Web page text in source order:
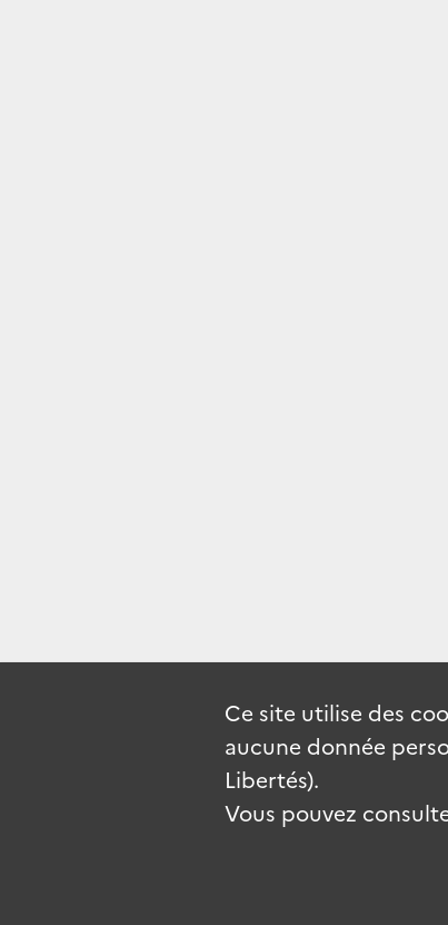
Ce site utilise des
aucune donnée
Libertés).
Vous pouvez